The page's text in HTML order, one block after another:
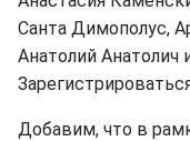
Санта Димополус,
Анатолий Анатолич
Добавим, что в